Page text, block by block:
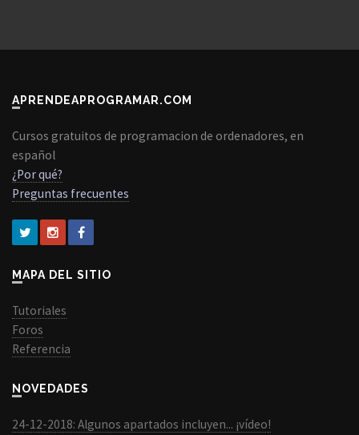
APRENDEAPROGRAMAR.COM
Cursos gratuitos de programacion de ordenadores, en
español
¿Por qué?
Preguntas frecuentes
MAPA DEL SITIO
Tutoriales
Foros
Referencia
NOVEDADES
24-12-2018: Algunos apartados incluyen... ¡vídeo!